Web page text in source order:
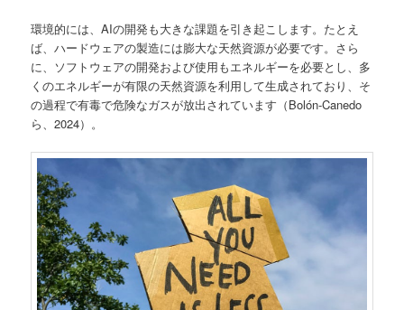
環境的には、AIの開発も大きな課題を引き起こします。たとえ
ば、ハードウェアの製造には膨大な天然資源が必要です。さら
に、ソフトウェアの開発および使用もエネルギーを必要とし、多
くのエネルギーが有限の天然資源を利用して生成されており、そ
の過程で有毒で危険なガスが放出されています（Bolón-Canedo
ら、2024）。